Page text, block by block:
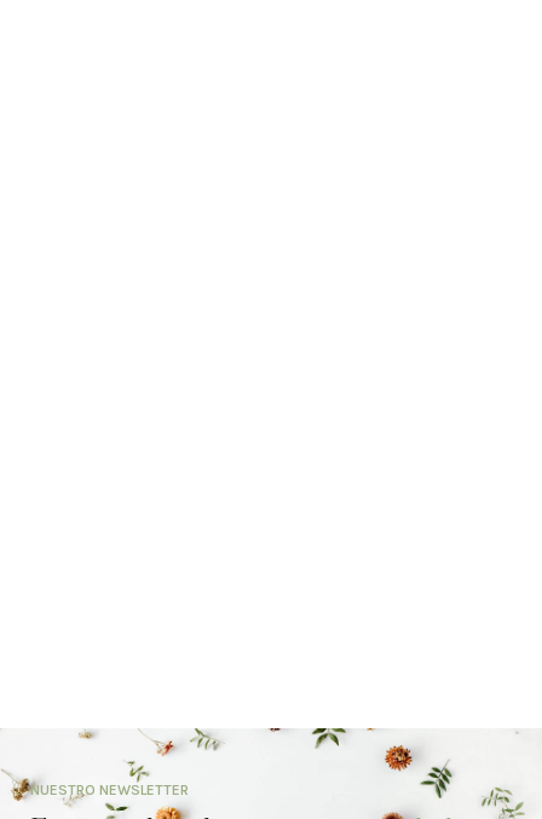
NUESTRO NEWSLETTER